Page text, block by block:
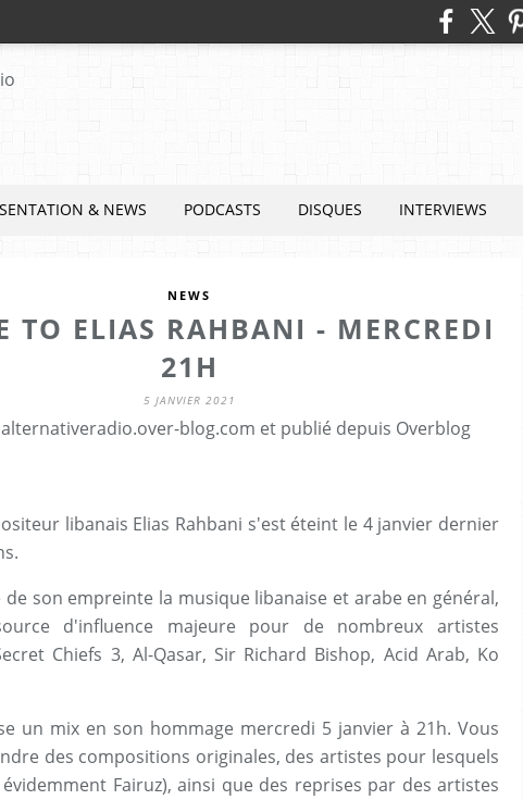
& NEWS PODCASTS DISQUES INTERVIEWS
NEWS
TO ELIAS RAHBANI - MERCREDI
21H
5 JANVIER 2021
blog.com et publié depuis Overblog
libanais Elias Rahbani s'est éteint le 4 janvier dernier
son empreinte la musique libanaise et arabe en général,
d'influence majeure pour de nombreux artistes
Chiefs 3, Al-Qasar, Sir Richard Bishop, Acid Arab, Ko
un mix en son hommage mercredi 5 janvier à 21h. Vous
des compositions originales, des artistes pour lesquels
Fairuz), ainsi que des reprises par des artistes